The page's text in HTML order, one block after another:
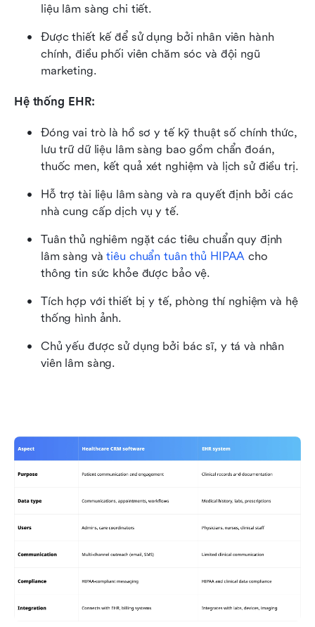
liệu lâm sàng chi tiết.
Được thiết kế để sử dụng bởi nhân viên hành
chính, điều phối viên chăm sóc và đội ngũ
marketing.
Hệ thống EHR:
Đóng vai trò là hồ sơ y tế kỹ thuật số chính thức,
lưu trữ dữ liệu lâm sàng bao gồm chẩn đoán,
thuốc men, kết quả xét nghiệm và lịch sử điều trị.
Hỗ trợ tài liệu lâm sàng và ra quyết định bởi các
nhà cung cấp dịch vụ y tế.
Tuân thủ nghiêm ngặt các tiêu chuẩn quy định
lâm sàng và tiêu chuẩn tuân thủ HIPAA cho
thông tin sức khỏe được bảo vệ.
Tích hợp với thiết bị y tế, phòng thí nghiệm và hệ
thống hình ảnh.
Chủ yếu được sử dụng bởi bác sĩ, y tá và nhân
viên lâm sàng.